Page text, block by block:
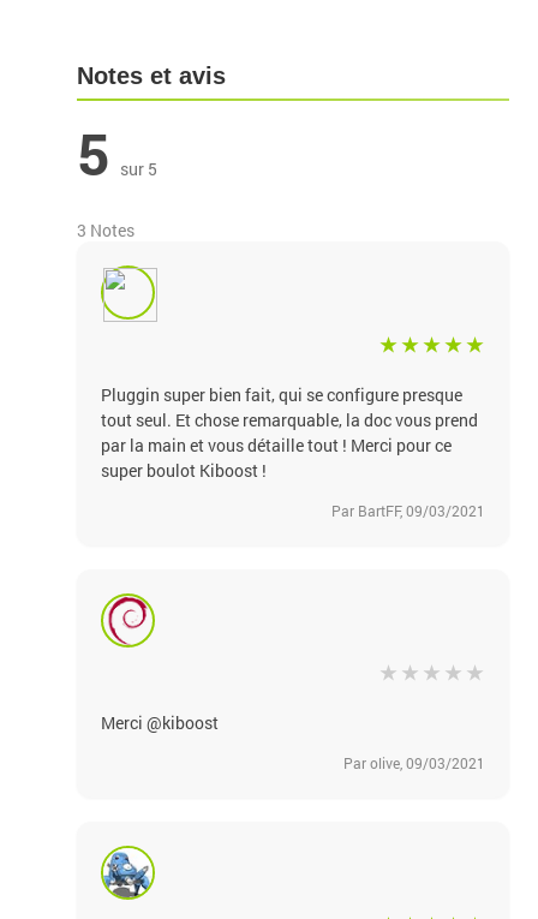
Notes et avis
5 sur 5
3 Notes
Pluggin super bien fait, qui se configure presque
tout seul. Et chose remarquable, la doc vous prend
par la main et vous détaille tout ! Merci pour ce
super boulot Kiboost !
Par BartFF, 09/03/2021
Merci @kiboost
Par olive, 09/03/2021